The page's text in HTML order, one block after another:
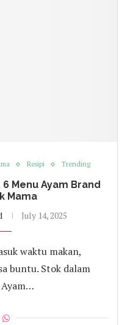
Resipi Trending
Menu Ayam Brand
Mama
July 14, 2025
waktu makan,
buntu. Stok dalam
Ayam…